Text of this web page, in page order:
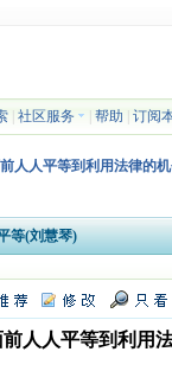
| 社区服务 帮助 订阅
人人平等到利用法律的
等(刘慧琴)
前人人平等到利用